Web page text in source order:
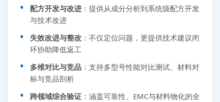
配方开发与改进 ：提供从成分分析到系统级配方开发
与技术改进
失效改进与整改 ：不仅定位问题，更提供技术建议闭
环协助降低返工
多维对比与竞品 ：支持多型号性能对比测试、材料对
标与竞品剖析
跨领域综合验证 ：涵盖可靠性、EMC与材料物化的全